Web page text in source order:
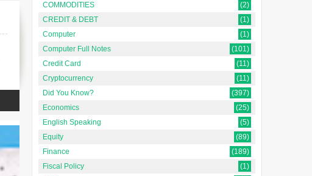
COMMODITIES
(2)
CREDIT & DEBT
(1)
Computer
(1)
Computer Full Notes
(101)
Credit Card
(11)
Cryptocurrency
(11)
Did You Know?
(397)
Economics
(25)
English Speaking
(5)
Equity
(89)
Finance
(189)
Fiscal Policy
(1)